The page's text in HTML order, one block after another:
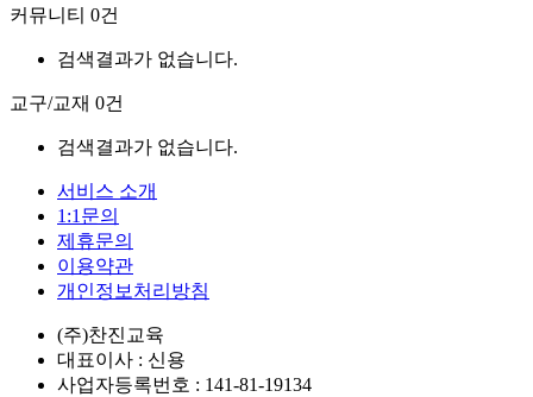
커뮤니티 0건
검색결과가 없습니다.
교구/교재 0건
검색결과가 없습니다.
서비스 소개
1:1문의
제휴문의
이용약관
개인정보처리방침
(주)찬진교육
대표이사 : 신용
사업자등록번호 : 141-81-19134